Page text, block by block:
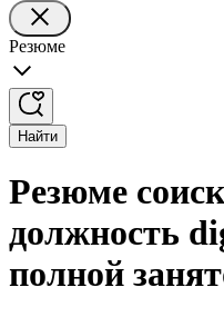
Резюме
Найти
Резюме
должность
полной